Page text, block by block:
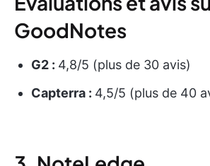
GoodNotes
G2 : 4,8/5 (plus de 30 avis)
Capterra : 4,5/5 (plus de 40